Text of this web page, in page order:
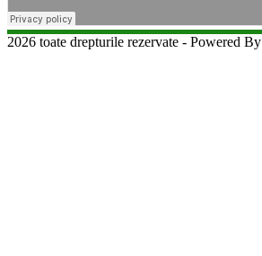
2026 toate drepturile rezervate - Powered By